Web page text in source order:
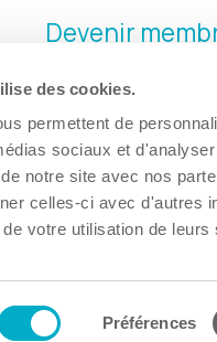
des cookies.
permettent de
sociaux et
notre site avec nos
celles-ci avec d'autres
votre utilisation de leurs
Préférences
Devenir
2026.